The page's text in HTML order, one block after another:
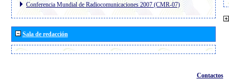
Conferencia Mundial de Radiocomunicaciones 2007 (CMR-07)
Sala de redacción
Contactos